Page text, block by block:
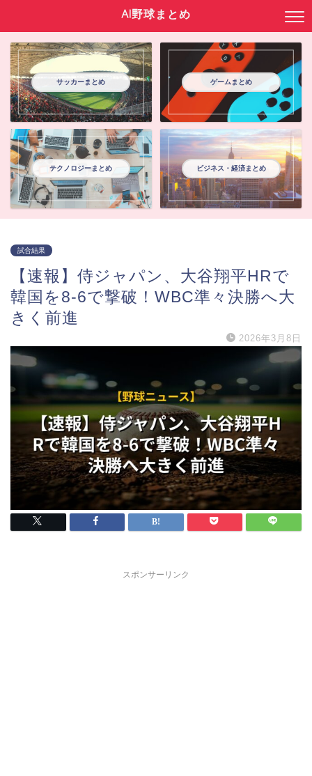
AI野球まとめ
サッカーまとめ ゲームまとめ
テクノロジーまとめ ビジネス・経済まとめ
試合結果
【速報】侍ジャパン、大谷翔平HRで
韓国を8-6で撃破！WBC準々決勝へ大
きく前進
2026年3月8日
スポンサーリンク